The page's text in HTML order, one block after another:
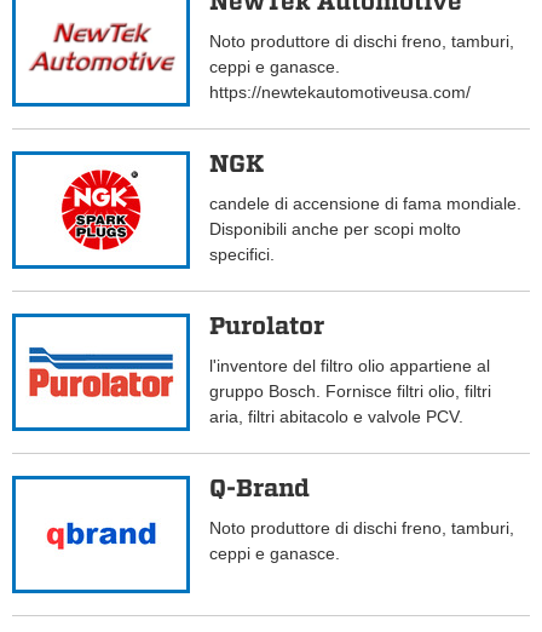
Noto produttore di dischi freno, tamburi,
ceppi e ganasce.
https://newtekautomotiveusa.com/
NGK
candele di accensione di fama mondiale.
Disponibili anche per scopi molto
specifici.
Purolator
l'inventore del filtro olio appartiene al
gruppo Bosch. Fornisce filtri olio, filtri
aria, filtri abitacolo e valvole PCV.
Q-Brand
Noto produttore di dischi freno, tamburi,
ceppi e ganasce.